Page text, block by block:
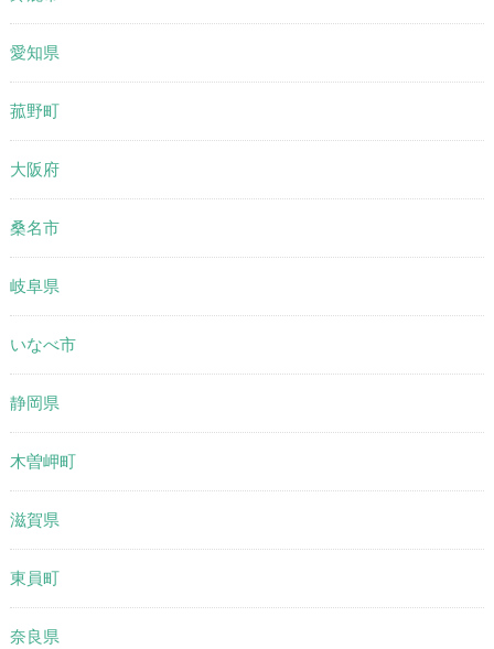
愛知県
菰野町
大阪府
桑名市
岐阜県
いなべ市
静岡県
木曽岬町
滋賀県
東員町
奈良県